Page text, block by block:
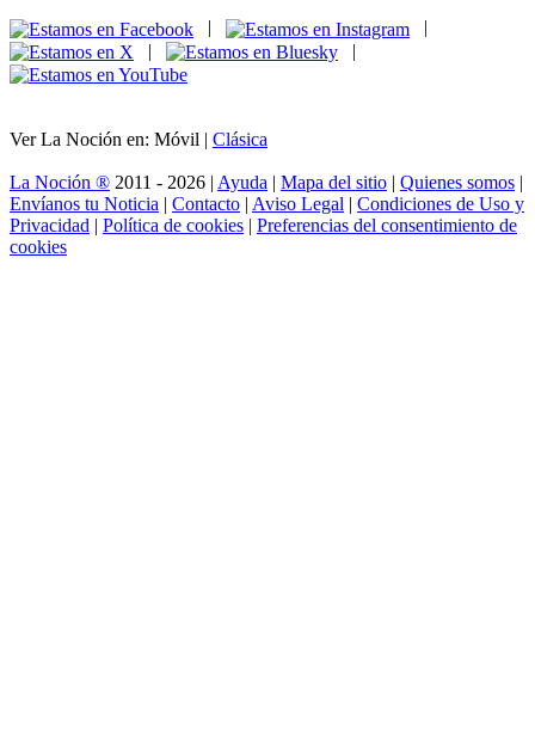
|
|
Ver La Noción en: Móvil | Clásica
La Noción ® 2011 - 2026 | Ayuda | Mapa del sitio | Quienes somos |
Envíanos tu Noticia | Contacto | Aviso Legal | Condiciones de Uso y
Privacidad | Política de cookies | Preferencias del consentimiento de
cookies